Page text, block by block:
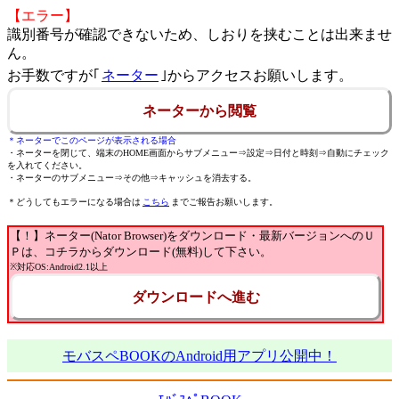
【エラー】
識別番号が確認できないため、しおりを挟むことは出来ませ
ん。
お手数ですが｢ ネーター ｣からアクセスお願いします。
ネーターから閲覧
＊ネーターでこのページが表示される場合
・ネーターを閉じて、端末のHOME画面からサブメニュー⇒設定⇒日付と時刻⇒自動にチェック
を入れてください。
・ネーターのサブメニュー⇒その他⇒キャッシュを消去する。
＊どうしてもエラーになる場合は こちら までご報告お願いします。
【！】ネーター(Nator Browser)をダウンロード・最新バージョンへのＵ
Ｐは、コチラからダウンロード(無料)して下さい。
※対応OS:Android2.1以上
ダウンロードへ進む
モバスペBOOKのAndroid用アプリ公開中！